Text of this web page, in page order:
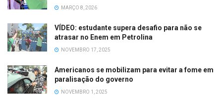
MARÇO 8, 2026
VÍDEO: estudante supera desafio para não se
atrasar no Enem em Petrolina
NOVEMBRO 17, 2025
Americanos se mobilizam para evitar a fome em
paralisação do governo
NOVEMBRO 1, 2025